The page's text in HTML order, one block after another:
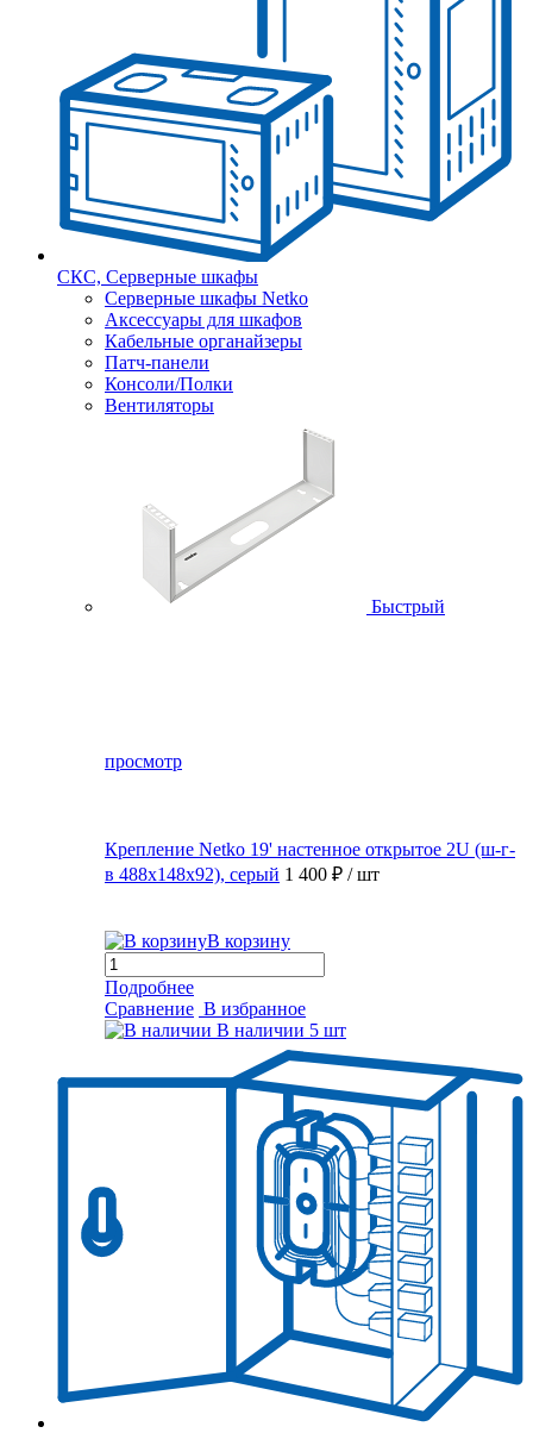
СКС, Серверные шкафы
Серверные шкафы Netko
Аксессуары для шкафов
Кабельные органайзеры
Патч-панели
Консоли/Полки
Вентиляторы
Быстрый
просмотр
Крепление Netko 19' настенное открытое 2U (ш-г-
в 488х148х92), серый 1 400 ₽ / шт
В корзину
Подробнее
Сравнение В избранное
В наличии 5 шт